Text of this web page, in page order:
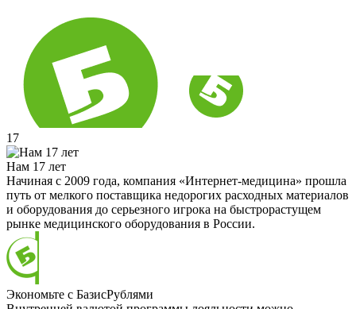
17
Нам 17 лет
Начиная с 2009 года, компания «Интернет-медицина» прошла
путь от мелкого поставщика недорогих расходных материалов
и оборудования до серьезного игрока на быстрорастущем
рынке медицинского оборудования в России.
Экономьте с БазисРублями